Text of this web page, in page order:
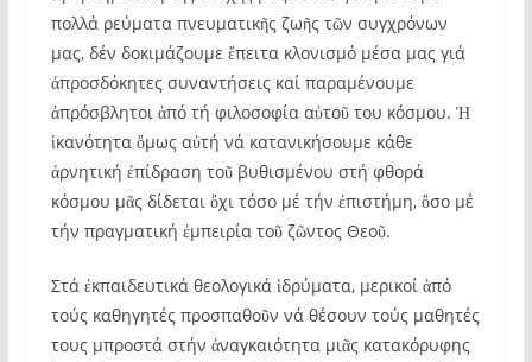
πολλά ρεύματα πνευματικῆς ζωῆς τῶν συγχρόνων
μας, δέν δοκιμάζουμε ἔπειτα κλονισμό μέσα μας γιά
ἀπροσδόκητες συναντήσεις καί παραμένουμε
ἀπρόσβλητοι ἀπό τή φιλοσοφία αὐτοῦ του κόσμου. Ἡ
ἱκανότητα ὅμως αὐτή νά κατανικήσουμε κάθε
ἀρνητική ἐπίδραση τοῦ βυθισμένου στή φθορά
κόσμου μᾶς δίδεται ὄχι τόσο μέ τήν ἐπιστήμη, ὅσο μέ
τήν πραγματική ἐμπειρία τοῦ ζῶντος Θεοῦ.
Στά ἐκπαιδευτικά θεολογικά ἱδρύματα, μερικοί ἀπό
τούς καθηγητές προσπαθοῦν νά θέσουν τούς μαθητές
τους μπροστά στήν ἀναγκαιότητα μιᾶς κατακόρυφης